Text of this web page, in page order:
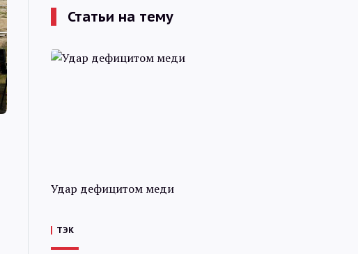
Статьи на тему
Удар дефицитом меди
ТЭК